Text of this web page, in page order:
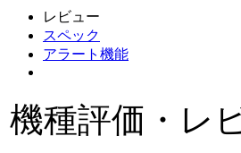
レビュー
スペック
アラート機能
機種評価・レ